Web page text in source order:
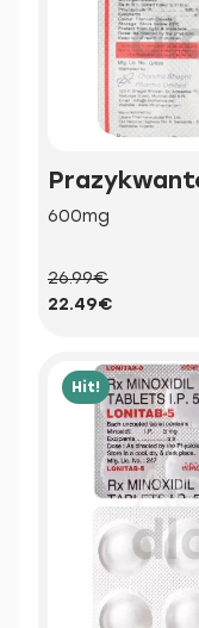
600mg
26.99€
22.49€
Hit!